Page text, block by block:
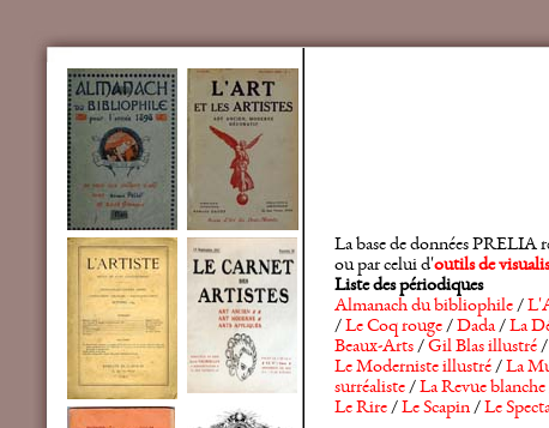
La base de données PRELIA
ou par celui d'outils de
Liste des périodiques
Almanach du bibliophile/
/Le Coq rouge/Dada/La
Beaux-Arts/Gil Blas illustré/
Le Moderniste illustré/La
surréaliste/La Revue blanche
Le Rire/Le Scapin/Le